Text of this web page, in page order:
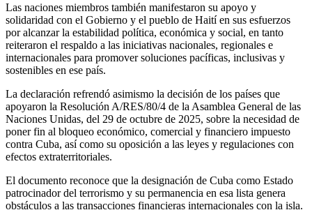
Las naciones miembros también manifestaron su apoyo y
solidaridad con el Gobierno y el pueblo de Haití en sus esfuerzos
por alcanzar la estabilidad política, económica y social, en tanto
reiteraron el respaldo a las iniciativas nacionales, regionales e
internacionales para promover soluciones pacíficas, inclusivas y
sostenibles en ese país.
La declaración refrendó asimismo la decisión de los países que
apoyaron la Resolución A/RES/80/4 de la Asamblea General de las
Naciones Unidas, del 29 de octubre de 2025, sobre la necesidad de
poner fin al bloqueo económico, comercial y financiero impuesto
contra Cuba, así como su oposición a las leyes y regulaciones con
efectos extraterritoriales.
El documento reconoce que la designación de Cuba como Estado
patrocinador del terrorismo y su permanencia en esa lista genera
obstáculos a las transacciones financieras internacionales con la isla.